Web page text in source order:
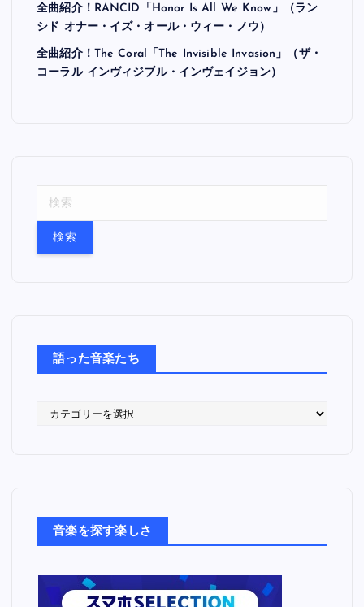
全曲紹介！RANCID「Honor Is All We Know」（ラン
シド オナー・イズ・オール・ウィー・ノウ）
全曲紹介！The Coral「The Invisible Invasion」（ザ・
コーラル インヴィジブル・インヴェイジョン）
語った音楽たち
音楽を探す楽しさ